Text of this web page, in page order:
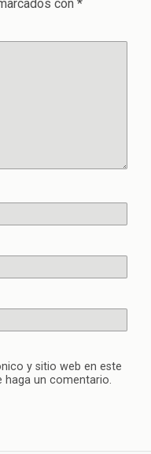
con *
y sitio web en este
haga un comentario.